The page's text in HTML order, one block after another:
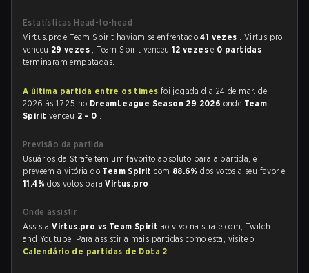
Estatísticas Head-to-head
Virtus.pro e Team Spirit haviam se enfrentado41 vezes . Virtus.pro
venceu 29 vezes , Team Spirit venceu 12 vezese 0 partidas
terminaram empatadas.
A última partida entre os times foi jogada dia 24 de mar. de
2026 às 17:25 no DreamLeague Season 29 2026 onde Team
Spirit venceu 2 - 0 .
Previsão da partida
Usuários da Strafe tem um favorito absoluto para a partida, e
preveem a vitória do Team Spiritcom 88.6%dos votos a seu favor e
11.4%dos votos paraVirtus.pro .
Onde assistir
AssistaVirtus.pro vs Team Spirit ao vivo na strafe.com, Twitch
and Youtube. Para assistir a mais partidas como esta, visite o
Calendário de partidas de Dota 2 .